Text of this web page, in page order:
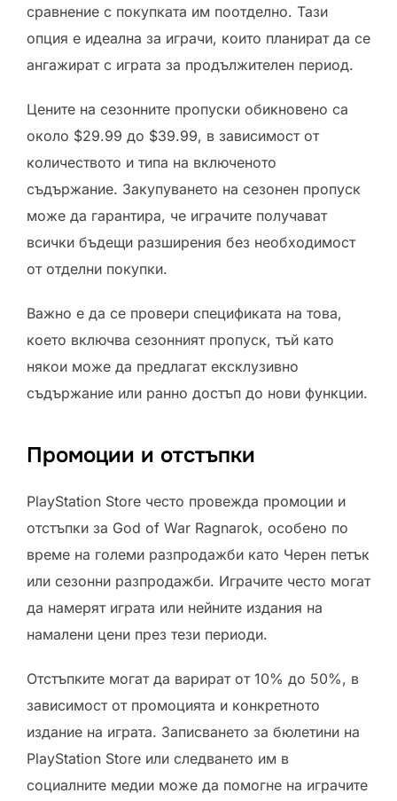
сравнение с покупката им поотделно. Тази
опция е идеална за играчи, които планират да се
ангажират с играта за продължителен период.
Цените на сезонните пропуски обикновено са
около $29.99 до $39.99, в зависимост от
количеството и типа на включеното
съдържание. Закупуването на сезонен пропуск
може да гарантира, че играчите получават
всички бъдещи разширения без необходимост
от отделни покупки.
Важно е да се провери спецификата на това,
което включва сезонният пропуск, тъй като
някои може да предлагат ексклузивно
съдържание или ранно достъп до нови функции.
Промоции и отстъпки
PlayStation Store често провежда промоции и
отстъпки за God of War Ragnarok, особено по
време на големи разпродажби като Черен петък
или сезонни разпродажби. Играчите често могат
да намерят играта или нейните издания на
намалени цени през тези периоди.
Отстъпките могат да варират от 10% до 50%, в
зависимост от промоцията и конкретното
издание на играта. Записването за бюлетини на
PlayStation Store или следването им в
социалните медии може да помогне на играчите